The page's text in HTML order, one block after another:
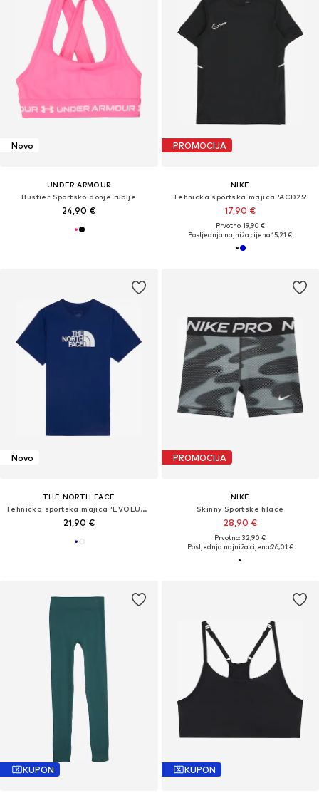
Novo
UNDER ARMOUR
Bustier Sportsko donje rublje
24,90 €
PROMOCIJA
NIKE
Tehnička sportska majica 'ACD25'
17,90 €
Prvotno: 19,90 €
Posljednja najniža cijena:15,21 €
Novo
THE NORTH FACE
Tehnička sportska majica 'EVOLUTION HALF DOME'
21,90 €
PROMOCIJA
NIKE
Skinny Sportske hlače
28,90 €
Prvotno: 32,90 €
Posljednja najniža cijena:26,01 €
KUPON KUPON